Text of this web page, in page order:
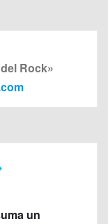
Rock»
un